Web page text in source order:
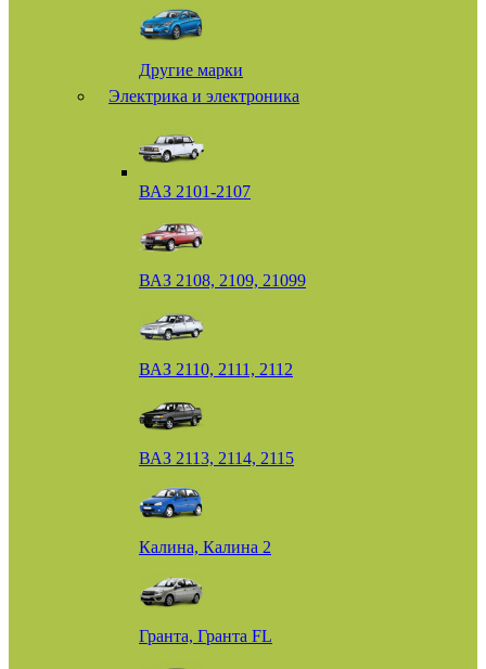
Другие марки
Электрика и электроника
ВАЗ 2101-2107
ВАЗ 2108, 2109, 21099
ВАЗ 2110, 2111, 2112
ВАЗ 2113, 2114, 2115
Калина, Калина 2
Гранта, Гранта FL